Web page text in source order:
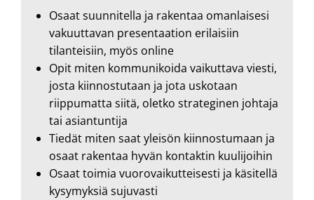
Osaat suunnitella ja rakentaa omanlaisesi
vakuuttavan presentaation erilaisiin
tilanteisiin, myös online
Opit miten kommunikoida vaikuttava viesti,
josta kiinnostutaan ja jota uskotaan
riippumatta siitä, oletko strateginen johtaja
tai asiantuntija
Tiedät miten saat yleisön kiinnostumaan ja
osaat rakentaa hyvän kontaktin kuulijoihin
Osaat toimia vuorovaikutteisesti ja käsitellä
kysymyksiä sujuvasti